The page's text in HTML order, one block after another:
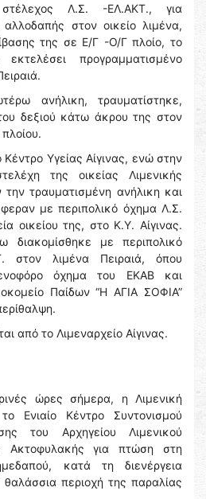
Λ.Σ. -ΕΛ.ΑΚΤ., για
στον οικείο λιμένα,
της σε Ε/Γ -Ο/Γ πλοίο, το
προγραμματισμένο
ανήλικη, τραυματίστηκε,
δεξιού κάτω άκρου της στον
Υγείας Αίγινας, ενώ στην
της οικείας Λιμενικής
τραυματισμένη ανήλικη και
με περιπολικό όχημα Λ.Σ.
οικείου της, στο Κ.Υ. Αίγινας.
με περιπολικό
λιμένα Πειραιά, όπου
όχημα του ΕΚΑΒ και
Παίδων “Η ΑΓΙΑ ΣΟΦΙΑ”
από το Λιμεναρχείο Αίγινας.
ώρες σήμερα, η Λιμενική
Ενιαίο Κέντρο Συντονισμού
του Αρχηγείου Λιμενικού
Ακτοφυλακής για πτώση στη
κατά τη διενέργεια
περιοχή της παραλίας